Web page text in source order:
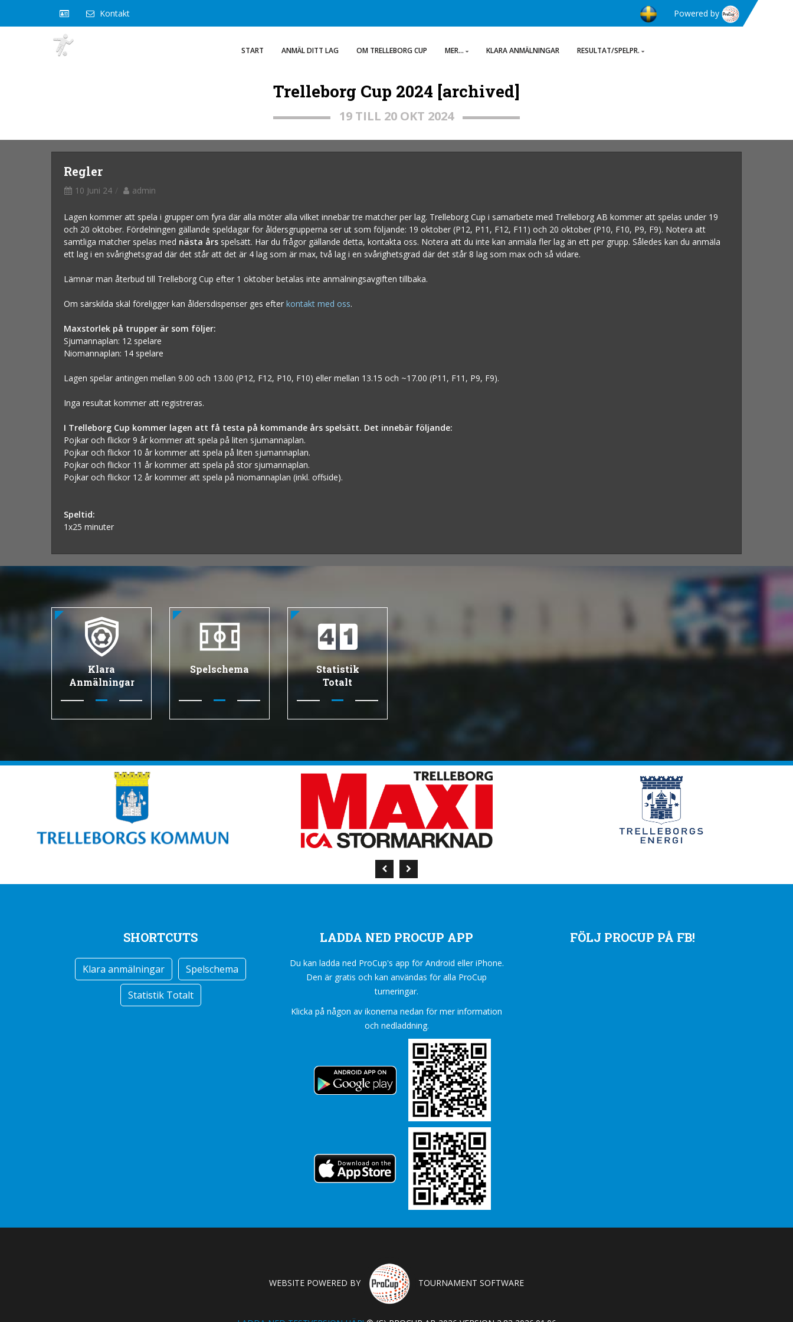
Kontakt Powered by
START ANMÄL DITT LAG OM TRELLEBORG CUP MER... KLARA ANMÄLNINGAR RESULTAT/SPELPR.
Trelleborg Cup 2024 [archived]
19 TILL 20 OKT 2024
Regler
10 Juni 24 admin
Lagen kommer att spela i grupper om fyra där alla möter alla vilket innebär tre matcher per lag. Trelleborg Cup i samarbete med Trelleborg AB kommer att spelas under 19
och 20 oktober. Fördelningen gällande speldagar för åldersgrupperna ser ut som följande: 19 oktober (P12, P11, F12, F11) och 20 oktober (P10, F10, P9, F9). Notera att
samtliga matcher spelas med nästa års spelsätt. Har du frågor gällande detta, kontakta oss. Notera att du inte kan anmäla fler lag än ett per grupp. Således kan du anmäla
ett lag i en svårighetsgrad där det står att det är 4 lag som är max, två lag i en svårighetsgrad där det står 8 lag som max och så vidare.
Lämnar man återbud till Trelleborg Cup efter 1 oktober betalas inte anmälningsavgiften tillbaka.
Om särskilda skäl föreligger kan åldersdispenser ges efter kontakt med oss.
Maxstorlek på trupper är som följer:
Sjumannaplan: 12 spelare
Niomannaplan: 14 spelare
Lagen spelar antingen mellan 9.00 och 13.00 (P12, F12, P10, F10) eller mellan 13.15 och ~17.00 (P11, F11, P9, F9).
Inga resultat kommer att registreras.
I Trelleborg Cup kommer lagen att få testa på kommande års spelsätt. Det innebär följande:
Pojkar och flickor 9 år kommer att spela på liten sjumannaplan.
Pojkar och flickor 10 år kommer att spela på liten sjumannaplan.
Pojkar och flickor 11 år kommer att spela på stor sjumannaplan.
Pojkar och flickor 12 år kommer att spela på niomannaplan (inkl. offside).
Speltid:
1x25 minuter
Klara
Anmälningar
Spelschema
Statistik
Totalt
SHORTCUTS
Klara anmälningar
Spelschema
Statistik Totalt
LADDA NED PROCUP APP
Du kan ladda ned ProCup's app för Android eller iPhone.
Den är gratis och kan användas för alla ProCup
turneringar.
Klicka på någon av ikonerna nedan för mer information
och nedladdning.
FÖLJ PROCUP PÅ FB!
WEBSITE POWERED BY TOURNAMENT SOFTWARE